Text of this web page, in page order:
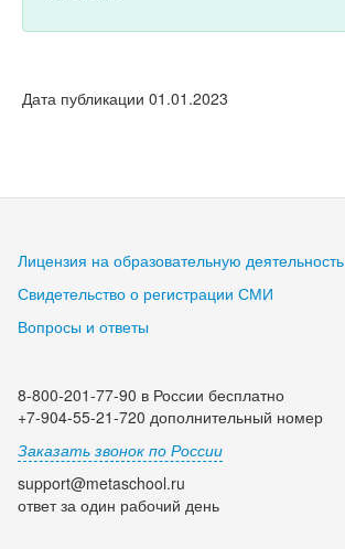
Дата публикации 01.01.2023
Лицензия на образовательную деятельность
Свидетельство о регистрации СМИ
Вопросы и ответы
8-800-201-77-90 в России бесплатно
+7-904-55-21-720 дополнительный номер
Заказать звонок по России
support@metaschool.ru
ответ за один рабочий день